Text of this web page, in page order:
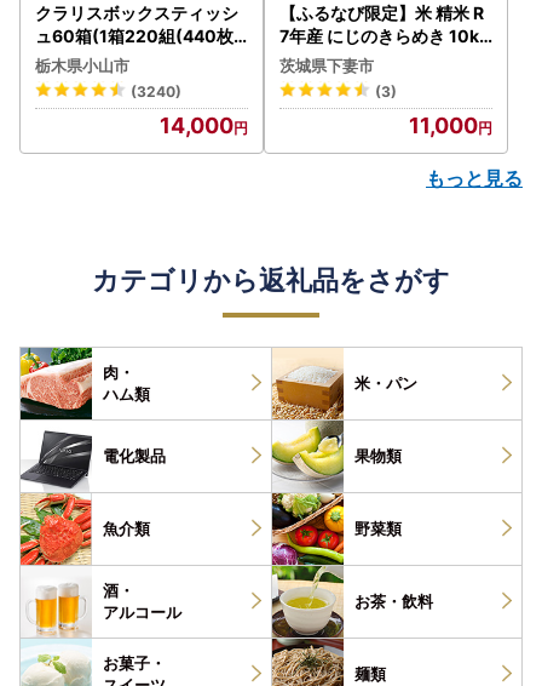
クラリスボックスティッシ
ュ60箱(1箱220組(440枚))
(5個入り×12セット)【配送
不可地域：離島・沖縄県】
【1256759】
栃木県小山市
(3240)
14,000
【ふるなび限定】米 精米 R
7年産 にじのきらめき 10kg
10月 FN-Limited-PR
茨城県下妻市
(3)
11,000
もっと見る
カテゴリから返礼品をさがす
肉・
ハム類
米・パン
電化製品 果物類
魚介類 野菜類
酒・
アルコール
お茶・ 飲料
お菓子・
麺類